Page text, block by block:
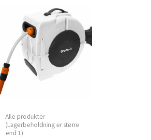
Alle produkter
(Lagerbeholdning er større
end 1)